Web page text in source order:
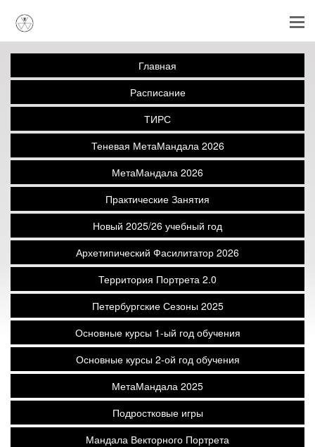
Главная
Расписание
ТИРС
Теневая МетаМандала 2026
МетаМандала 2026
Практические Занятия
Новый 2025/26 учебный год
Архетипический Фасилитатор 2026
Территория Портрета 2.0
Петербургские Сезоны 2025
Основные курсы 1-ый год обучения
Основные курсы 2-ой год обучения
МетаМандала 2025
Подростковые игры
Мандала Векторного Портрета